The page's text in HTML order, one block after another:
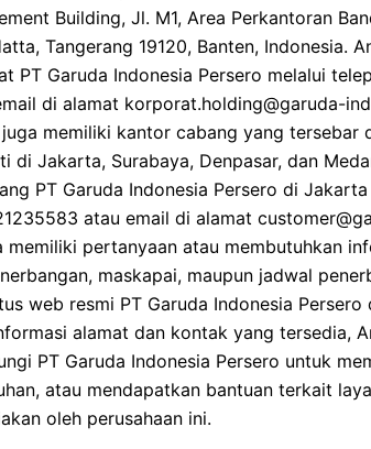
Building, Jl. M1, Area Perkantoran
Tangerang 19120, Banten, Indonesia.
PT Garuda Indonesia Persero melalui
di alamat korporat.holding@garuda-
memiliki kantor cabang yang tersebar
di Jakarta, Surabaya, Denpasar, dan
PT Garuda Indonesia Persero di
atau email di alamat
memiliki pertanyaan atau membutuhkan
maskapai, maupun jadwal
web resmi PT Garuda Indonesia
alamat dan kontak yang tersedia,
PT Garuda Indonesia Persero untuk
atau mendapatkan bantuan terkait
oleh perusahaan ini.